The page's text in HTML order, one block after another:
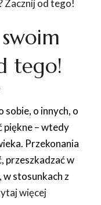
tego!
sobie, o innych, o
piękne – wtedy
Przekonania
przeszkadzać w
stosunkach z
więcej